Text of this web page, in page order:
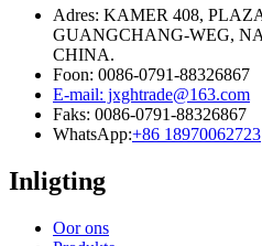
Adres: KAMER 408,
GUANGCHANG-WEG,
CHINA.
Foon: 0086-0791-88326867
E-mail: jxghtrade@163.com
Faks: 0086-0791-88326867
WhatsApp:+86 18970062723
Inligting
Oor ons